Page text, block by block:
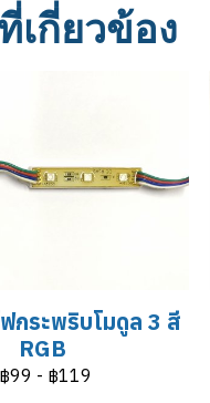
เกี่ยวข้อง
กระพริบโมดูล 3 สี
RGB
฿99 - ฿119